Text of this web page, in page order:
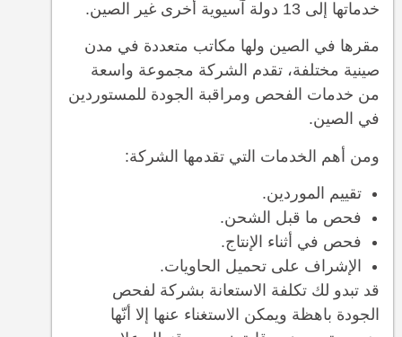
خدماتها إلى 13 دولة آسيوية أخرى غير الصين.
مقرها في الصين ولها مكاتب متعددة في مدن
صينية مختلفة، تقدم الشركة مجموعة واسعة
من خدمات الفحص ومراقبة الجودة للمستوردين
في الصين.
ومن أهم الخدمات التي تقدمها الشركة:
تقييم الموردين.
فحص ما قبل الشحن.
فحص في أثناء الإنتاج.
الإشراف على تحميل الحاويات.
قد تبدو لك تكلفة الاستعانة بشركة لفحص
الجودة باهظة ويمكن الاستغناء عنها إلا أنّها